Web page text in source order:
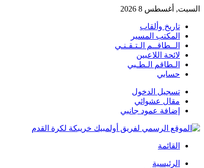
السبت, أغسطس 8 2026
تاريخ وألقاب
المكتب المسير
الــطاقــم الـتـقـنـي
لائحة اللاعبين
الـطاقم الـطـبي
حسابي
تسجيل الدخول
مقال عشوائي
إضافة عمود جانبي
القائمة
الرئيسية